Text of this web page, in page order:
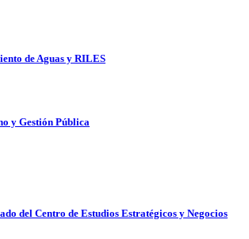
de Aguas y RILES
y Gestión Pública
del Centro de Estudios Estratégicos y Negocios